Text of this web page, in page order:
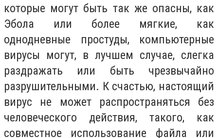
которые могут быть так же опасны, как
Эбола или более мягкие, как
однодневные простуды, компьютерные
вирусы могут, в лучшем случае, слегка
раздражать или быть чрезвычайно
разрушительными. К счастью, настоящий
вирус не может распространяться без
человеческого действия, такого, как
совместное использование файла или